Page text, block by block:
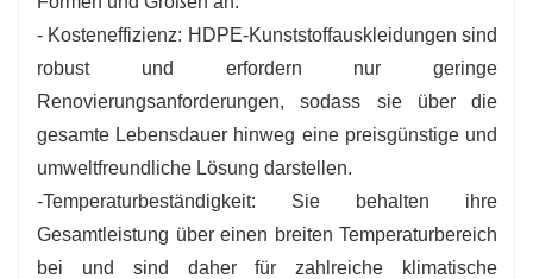
- Kosteneffizienz: HDPE-Kunststoffauskleidungen sind
robust und erfordern nur geringe
Renovierungsanforderungen, sodass sie über die
gesamte Lebensdauer hinweg eine preisgünstige und
umweltfreundliche Lösung darstellen.
-Temperaturbeständigkeit: Sie behalten ihre
Gesamtleistung über einen breiten Temperaturbereich
bei und sind daher für zahlreiche klimatische